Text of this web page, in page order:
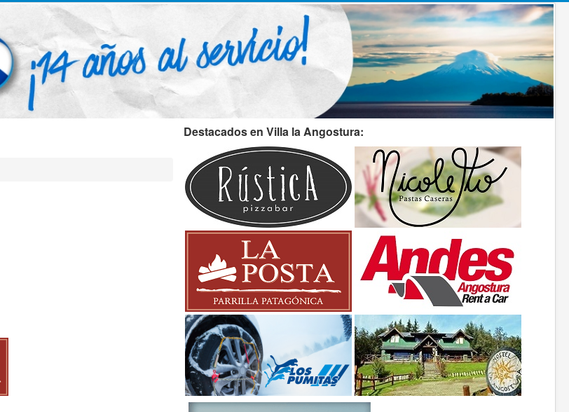
Destacados en Villa la Angostura: